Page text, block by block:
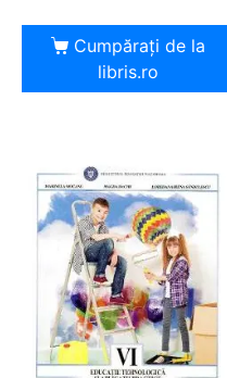
Cumpărați de la
libris.ro